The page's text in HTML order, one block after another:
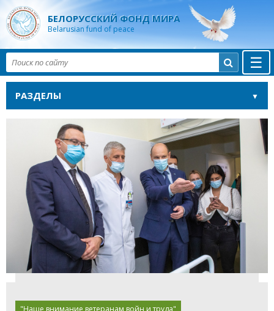
БЕЛОРУССКИЙ ФОНД МИРА
Belarusian fund of peace
☰

РАЗДЕЛЫ
"Наше внимание ветеранам войн и труда"